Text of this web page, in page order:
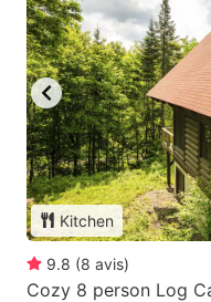
Kitchen
9.8 (8 avis)
Cozy 8 person Log